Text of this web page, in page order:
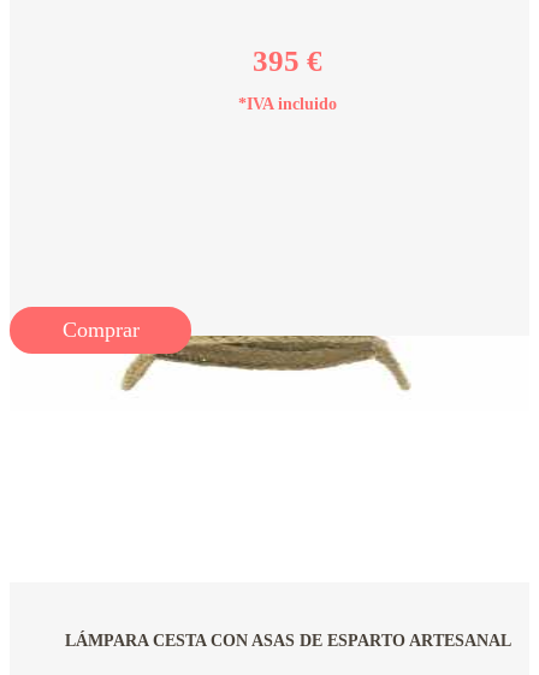
395 €
*IVA incluido
Comprar
LÁMPARA CESTA CON ASAS DE ESPARTO ARTESANAL